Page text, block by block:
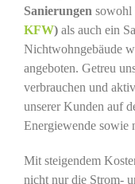
Sanierungen
KFW) als auch ein
Nichtwohngebäude
angeboten. Getreu
verbrauchen und
unserer Kunden auf
Energiewende sowie
Mit steigendem
nicht nur die Strom-